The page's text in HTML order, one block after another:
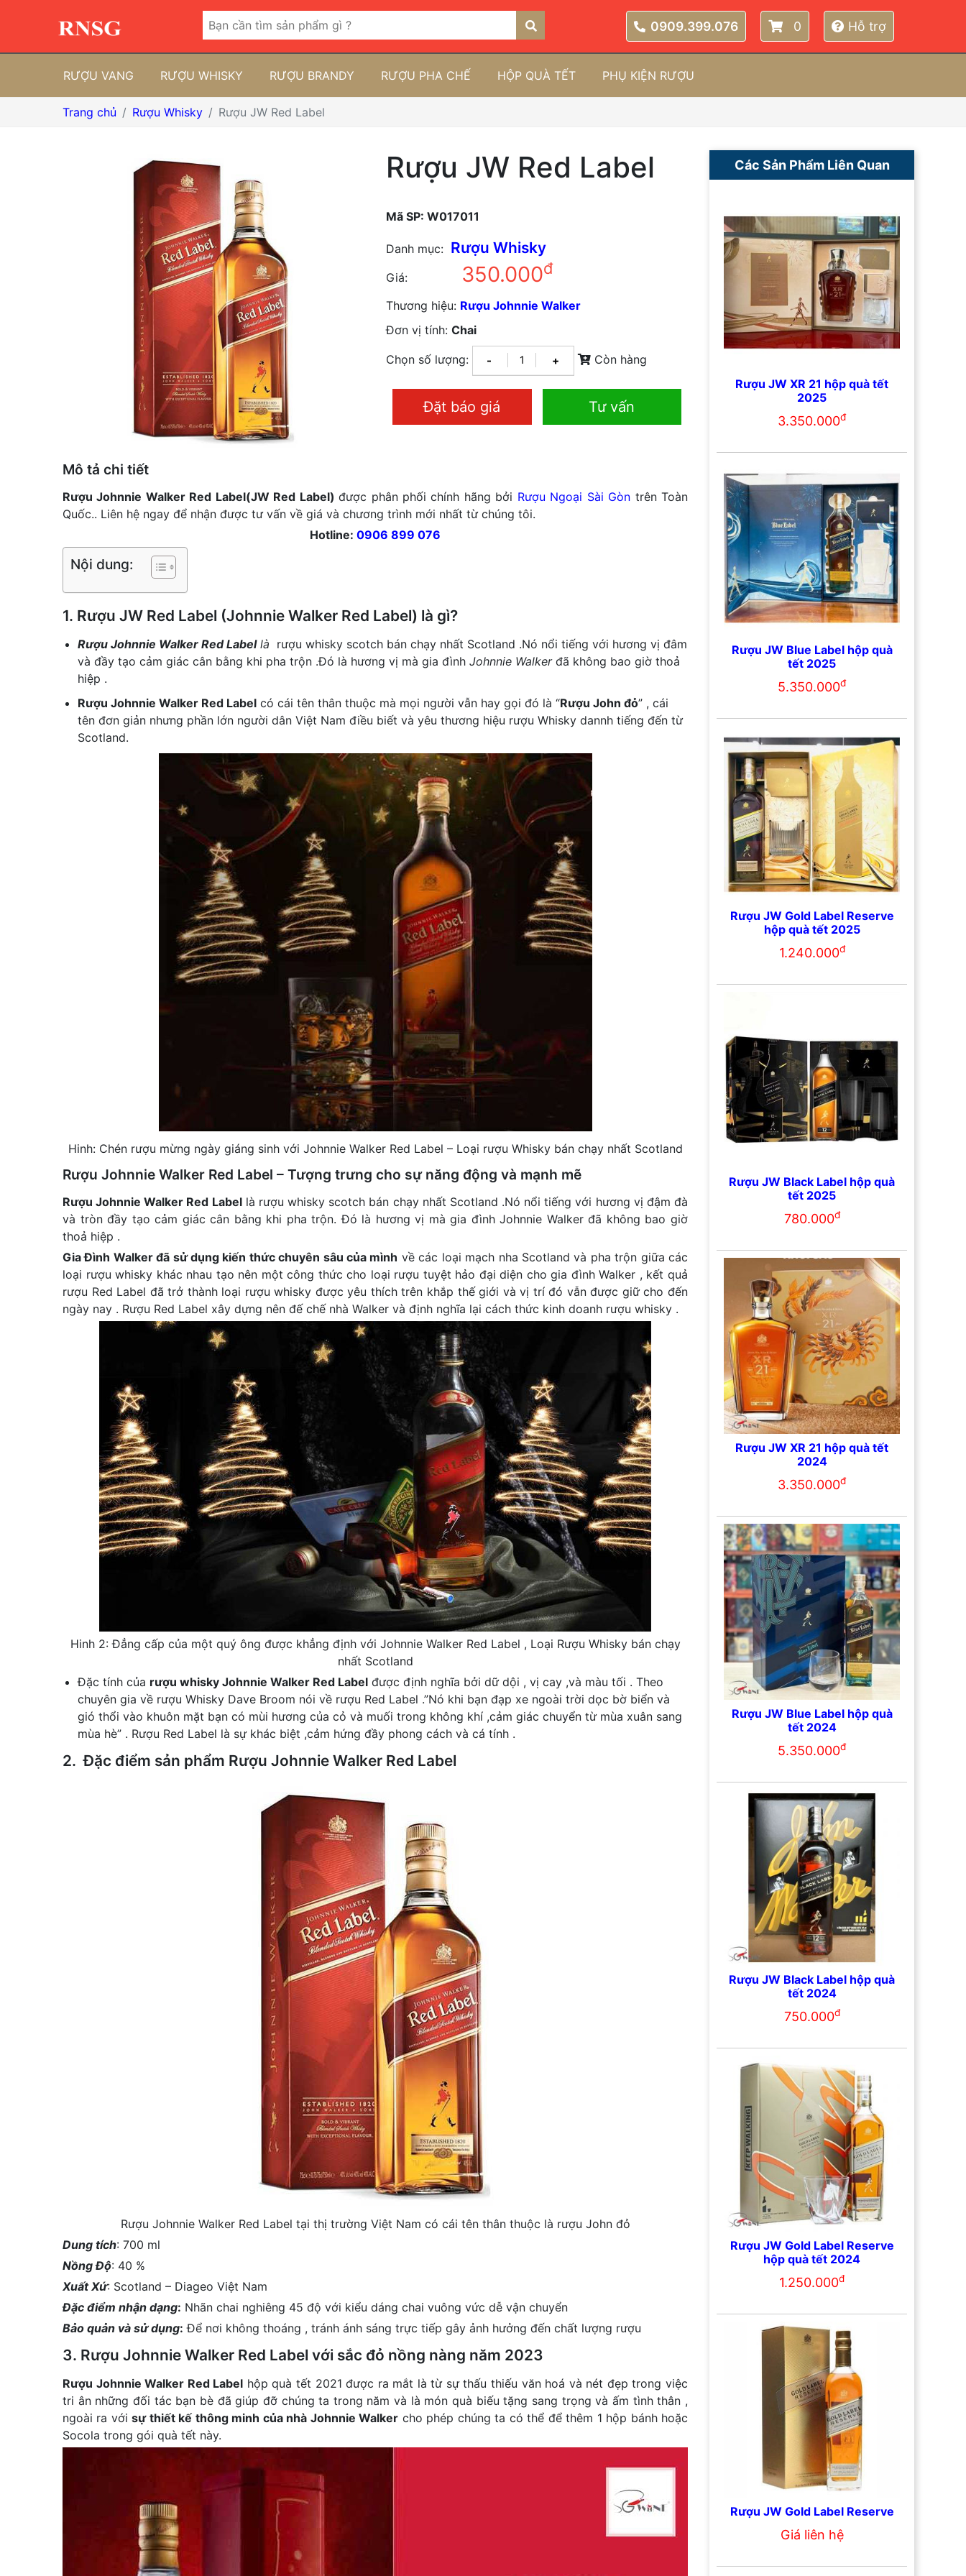
0909.399.076 0 Hỗ trợ
RƯỢU VANG RƯỢU WHISKY RƯỢU BRANDY RƯỢU PHA CHẾ HỘP QUÀ TẾT PHỤ KIỆN RƯỢU
Trang chủ Rượu Whisky Rượu JW Red Label
Rượu JW Red Label
Mã SP: W017011
Danh mục: Rượu Whisky
Giá: 350.000đ
Thương hiệu: Rượu Johnnie Walker
Đơn vị tính: Chai
Chọn số lượng: - + Còn hàng
Đặt báo giá Tư vấn
Mô tả chi tiết
Rượu Johnnie Walker Red Label(JW Red Label)được phân phối chính hãng bởi Rượu Ngoại Sài Gòn trên Toàn
Quốc.. Liên hệ ngay để nhận được tư vấn về giá và chương trình mới nhất từ chúng tôi.
Hotline: 0906 899 076
Nội dung:
1. Rượu JW Red Label (Johnnie Walker Red Label) là gì?
Rượu Johnnie Walker Red Labellà rượu whisky scotch bán chạy nhất Scotland .Nó nổi tiếng với hương vị đâm
và đầy tạo cảm giác cân bằng khi pha trộn .Đó là hương vị mà gia đình Johnnie Walkerđã không bao giờ thoả
hiệp .
Rượu Johnnie Walker Red Labelcó cái tên thân thuộc mà mọi người vẫn hay gọi đó là “Rượu John đỏ” , cái
tên đơn giản nhưng phần lớn người dân Việt Nam điều biết và yêu thương hiệu rượu Whisky dannh tiếng đến từ
Scotland.
Hinh: Chén rượu mừng ngày giáng sinh với Johnnie Walker Red Label – Loại rượu Whisky bán chạy nhất Scotland
Rượu Johnnie Walker Red Label – Tượng trưng cho sự năng động và mạnh mẽ
Rượu Johnnie Walker Red Labellà rượu whisky scotch bán chạy nhất Scotland .Nó nổi tiếng với hương vị đậm đà
và tròn đầy tạo cảm giác cân bằng khi pha trộn. Đó là hương vị mà gia đình Johnnie Walker đã không bao giờ
thoả hiệp .
Gia Đình Walker đã sử dụng kiến thức chuyên sâu của mình về các loại mạch nha Scotland và pha trộn giữa các
loại rượu whisky khác nhau tạo nên một công thức cho loại rượu tuyệt hảo đại diện cho gia đình Walker , kết quả
rượu Red Label đã trở thành loại rượu whisky được yêu thích trên khắp thế giới và vị trí đó vẫn được giữ cho đến
ngày nay . Rượu Red Label xây dựng nên đế chế nhà Walker và định nghĩa lại cách thức kinh doanh rượu whisky .
Hinh 2: Đẳng cấp của một quý ông được khẳng định với Johnnie Walker Red Label , Loại Rượu Whisky bán chạy
nhất Scotland
Đặc tính của rượu whisky Johnnie Walker Red Labelđược định nghĩa bởi dữ dội , vị cay ,và màu tối . Theo
chuyên gia về rượu Whisky Dave Broom nói về rượu Red Label .”Nó khi bạn đạp xe ngoài trời dọc bờ biển và
gió thổi vào khuôn mặt bạn có mùi hương của cỏ và muối trong không khí ,cảm giác chuyển từ mùa xuân sang
mùa hè” . Rượu Red Label là sự khác biệt ,cảm hứng đầy phong cách và cá tính .
2. Đặc điểm sản phẩm Rượu Johnnie Walker Red Label
Rượu Johnnie Walker Red Label tại thị trường Việt Nam có cái tên thân thuộc là rượu John đỏ
Dung tích: 700 ml
Nồng Độ: 40 %
Xuất Xứ: Scotland – Diageo Việt Nam
Đặc điểm nhận dạng: Nhãn chai nghiêng 45 độ với kiểu dáng chai vuông vức dễ vận chuyển
Bảo quản và sử dụng: Để nơi không thoáng , tránh ánh sáng trực tiếp gây ảnh hưởng đến chất lượng rượu
3. Rượu Johnnie Walker Red Label với sắc đỏ nồng nàng năm 2023
Rượu Johnnie Walker Red Label hộp quà tết 2021 được ra mắt là từ sự thấu thiếu văn hoá và nét đẹp trong việc
tri ân những đối tác bạn bè đã giúp đỡ chúng ta trong năm và là món quà biếu tặng sang trọng và ấm tình thân ,
ngoài ra vớisự thiết kế thông minh của nhà Johnnie Walker cho phép chúng ta có thể để thêm 1 hộp bánh hoặc
Socola trong gói quà tết này.
Các Sản Phẩm Liên Quan
Rượu JW XR 21 hộp quà tết
2025
3.350.000đ
Rượu JW Blue Label hộp quà
tết 2025
5.350.000đ
Rượu JW Gold Label Reserve
hộp quà tết 2025
1.240.000đ
Rượu JW Black Label hộp quà
tết 2025
780.000đ
Rượu JW XR 21 hộp quà tết
2024
3.350.000đ
Rượu JW Blue Label hộp quà
tết 2024
5.350.000đ
Rượu JW Black Label hộp quà
tết 2024
750.000đ
Rượu JW Gold Label Reserve
hộp quà tết 2024
1.250.000đ
Rượu JW Gold Label Reserve
Giá liên hệ